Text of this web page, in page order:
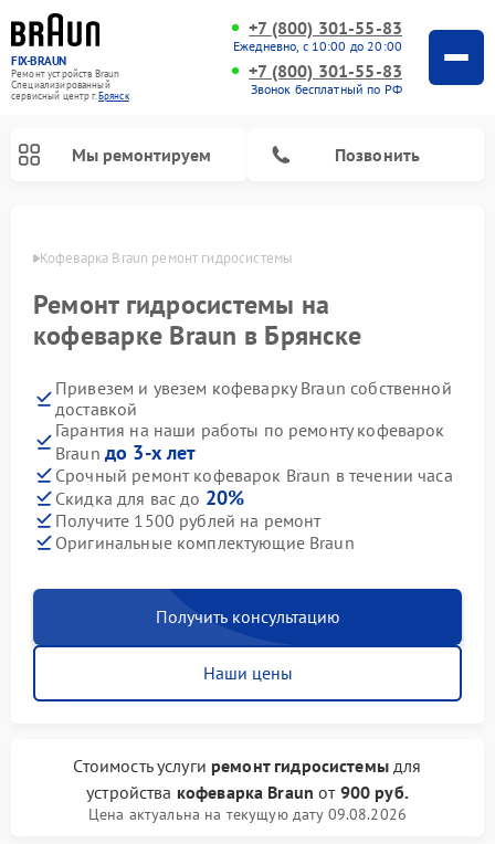
FIX-BRAUN
Ремонт устройств Braun
Специализированный
cервисный центр г.Брянск
+7 (800) 301-55-83
Ежедневно, с 10:00 до 20:00
+7 (800) 301-55-83
Звонок бесплатный по РФ
Мы ремонтируем Позвонить
Кофеварка Braun ремонт гидросистемы
Ремонт гидросистемы на
кофеварке Braun в Брянске
Привезем и увезем кофеварку Braun собственной
доставкой
Гарантия на наши работы по ремонту кофеварок
Braun до 3-х лет
Срочный ремонт кофеварок Braun в течении часа
Скидка для вас до 20%
Получите 1500 рублей на ремонт
Оригинальные комплектующие Braun
Получить консультацию
Наши цены
Стоимость услуги ремонт гидросистемыдля
устройства кофеварка Braun от 900 руб.
Цена актуальна на текущую дату 09.08.2026